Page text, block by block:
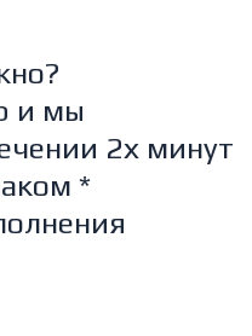
и мы
2х минут
*